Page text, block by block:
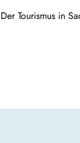
Der Tourismus in